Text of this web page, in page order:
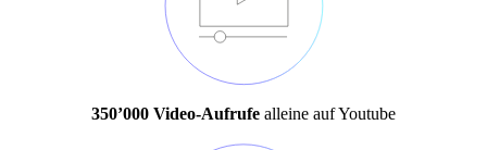
350’000 Video-Aufrufe alleine auf Youtube